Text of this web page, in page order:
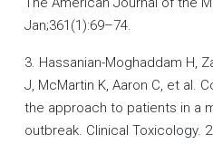
Jan;361(1):69–74.
3. Hassanian-Moghaddam H,
J, McMartin K, Aaron C, et al.
the approach to patients in a
outbreak. Clinical Toxicology.